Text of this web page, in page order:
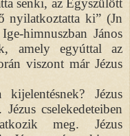
senki, az Egyszülött
nyilatkoztatta ki” (Jn
himnuszban János
amely egyúttal az
viszont már Jézus
Jézus
cselekedeteiben
meg. Jézus